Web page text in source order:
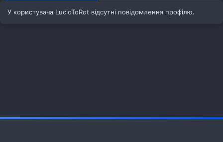
У користувача LucioToRot відсутні повідомлення профілю.